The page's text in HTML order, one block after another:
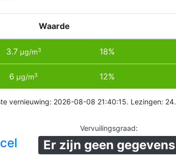
Waarde
3.7µg/m3 18%
6 µg/m3 12%
vernieuwing: 2026-08-08 21:40:15. Lezingen: 24.
Vervuilingsgraad:
Er zijn geen gegevens